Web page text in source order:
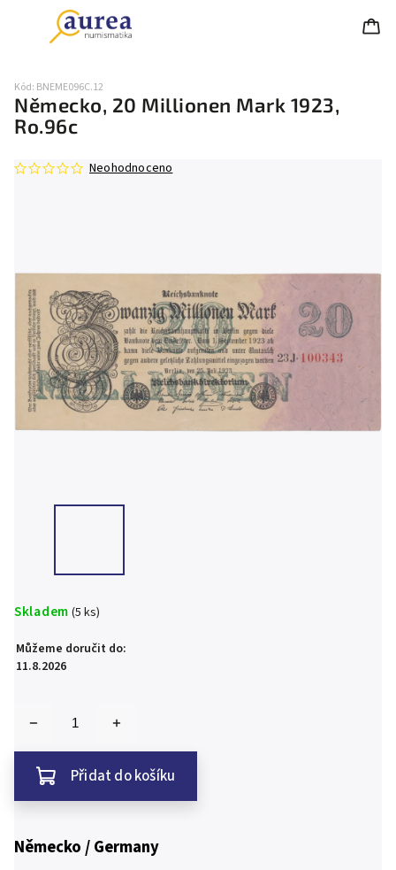
Německo, 20 Millionen Mark 1923,
Ro.96c
Kód: BNEME096C.12
Neohodnoceno
Skladem (5 ks)
Můžeme doručit do:
11.8.2026
Přidat do košíku
Německo / Germany